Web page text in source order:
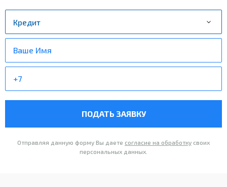
ПОДАТЬ ЗАЯВКУ
Отправляя данную форму Вы даете согласие на обработку своих
персональных данных.